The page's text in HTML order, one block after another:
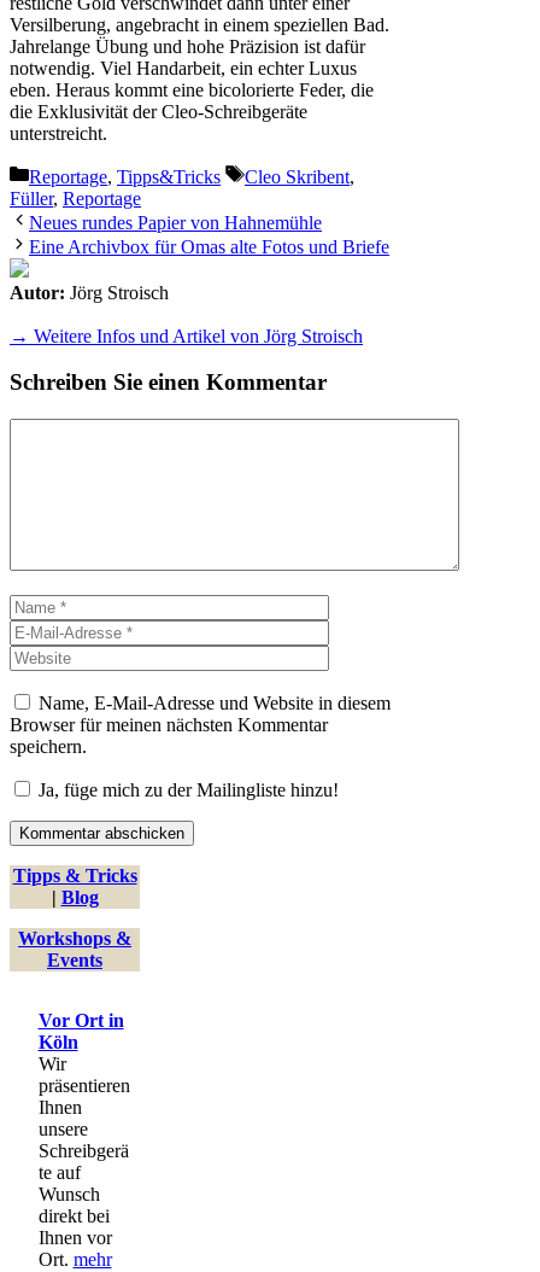
Versilberung, angebracht in einem speziellen Bad.
Jahrelange Übung und hohe Präzision ist dafür
notwendig. Viel Handarbeit, ein echter Luxus
eben. Heraus kommt eine bicolorierte Feder, die
die Exklusivität der Cleo-Schreibgeräte
unterstreicht.
Kategorien
Reportage, Tipps&Tricks Schlagwörter
Cleo Skribent,
Füller, Reportage
Neues rundes Papier von Hahnemühle
Eine Archivbox für Omas alte Fotos und Briefe
Autor: Jörg Stroisch
→ Weitere Infos und Artikel von Jörg Stroisch
Schreiben Sie einen Kommentar
Name
Mail-
Adresse
Name, E-Mail-Adresse und Website in diesem
Browser für meinen nächsten Kommentar
speichern.
Ja, füge mich zu der Mailingliste hinzu!
Tipps & Tricks
| Blog
Workshops &
Events
Vor Ort in
Köln
Wir
präsentieren
Ihnen
unsere
Schreibgerä
te auf
Wunsch
direkt bei
Ihnen vor
Ort. mehr